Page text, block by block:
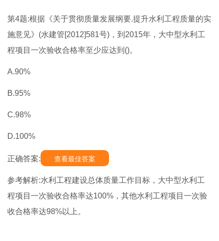
第4题:根据《关于贯彻质量发展纲要.提升水利工程质量的实
施意见》(水建管[2012]581号)，到2015年，大中型水利工
程项目一次验收合格率至少应达到()。
A.90%
B.95%
C.98%
D.100%
正确答案: 查看最佳答案
参考解析:水利工程建设总体质量工作目标，大中型水利工
程项目一次验收合格率达100%，其他水利工程项目一次验
收合格率达98%以上。